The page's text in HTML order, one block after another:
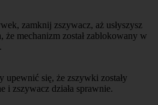
zamknij zszywacz, aż usłyszysz
że mechanizm został zablokowany w
upewnić się, że zszywki zostały
i zszywacz działa sprawnie.